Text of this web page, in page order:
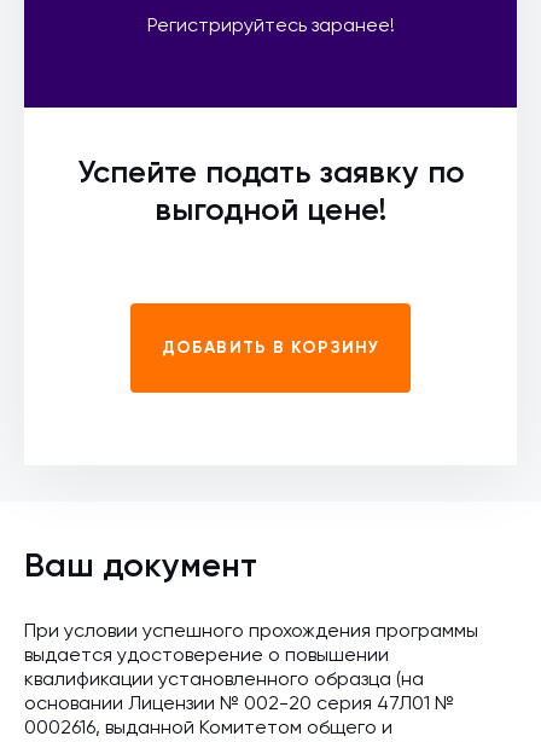
Регистрируйтесь заранее!
Успейте подать заявку по
выгодной цене!
ДОБАВИТЬ В КОРЗИНУ
Ваш документ
При условии успешного прохождения программы
выдается удостоверение о повышении
квалификации установленного образца (на
основании Лицензии № 002-20 серия 47Л01 №
0002616, выданной Комитетом общего и